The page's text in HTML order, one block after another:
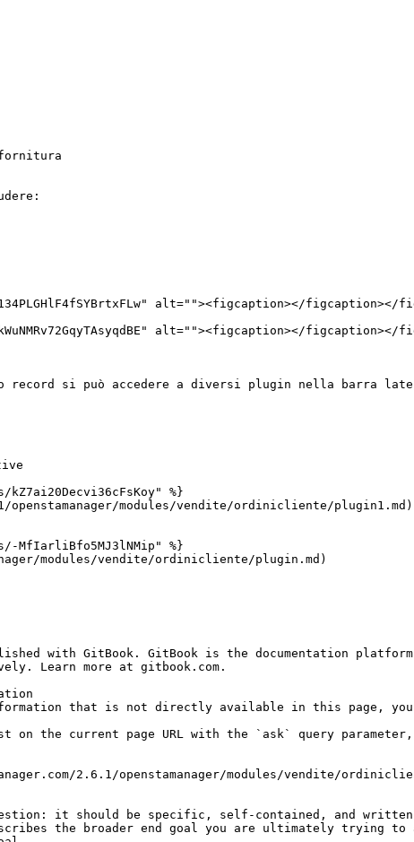
alt=""><figcaption></figcaption></
alt=""><figcaption></figcaption></
record si può accedere a diversi plugin nella barra
%}
modules/vendite/ordinicliente/plugin1.md)
MfIarliBfo5MJ3lNMip" %}
modules/vendite/ordinicliente/plugin.md)
with GitBook. GitBook is the documentation
Learn more at gitbook.com.
that is not directly available in this page, you
on the current page URL with the `ask` query
2.6.1/openstamanager/modules/vendite/
it should be specific, self-contained, and
the broader end goal you are ultimately trying